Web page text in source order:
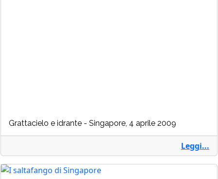
Grattacielo e idrante - Singapore, 4 aprile 2009
Leggi...